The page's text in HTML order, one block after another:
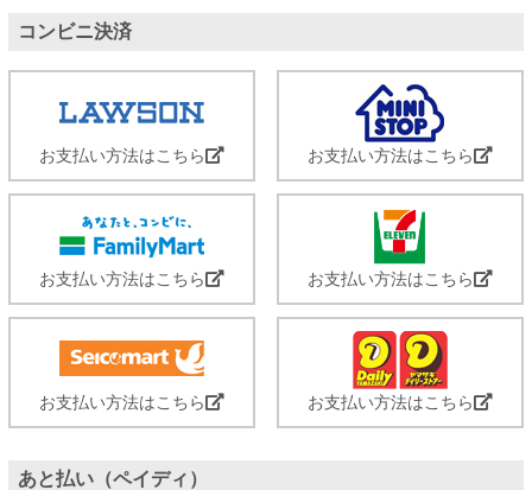
コンビニ決済
お支払い方法はこちら お支払い方法はこちら
お支払い方法はこちら お支払い方法はこちら
お支払い方法はこちら お支払い方法はこちら
あと払い（ペイディ）